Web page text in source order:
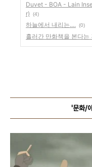
Duvet - BOA - Lain
r)
(4)
하늘에서 내리는.... (0)
흘러간 만화책을 본다는
'문화/